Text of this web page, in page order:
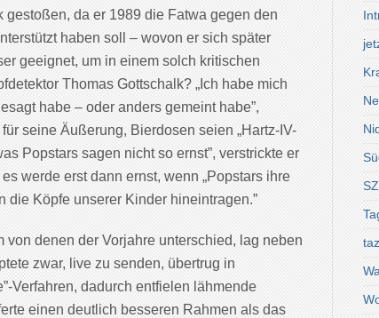
gestoßen, da er 1989 die Fatwa gegen den
haben soll – wovon er sich später
geeignet, um in einem solch kritischen
Thomas Gottschalk? „Ich habe mich
habe – oder anders gemeint habe”,
seine Äußerung, Bierdosen seien „Hartz-IV-
Popstars sagen nicht so ernst”, verstrickte er
werde erst dann ernst, wenn „Popstars ihre
Köpfe unserer Kinder hineintragen.”
denen der Vorjahre unterschied, lag neben
zwar, live zu senden, übertrug in
Verfahren, dadurch entfielen lähmende
einen deutlich besseren Rahmen als das
taz